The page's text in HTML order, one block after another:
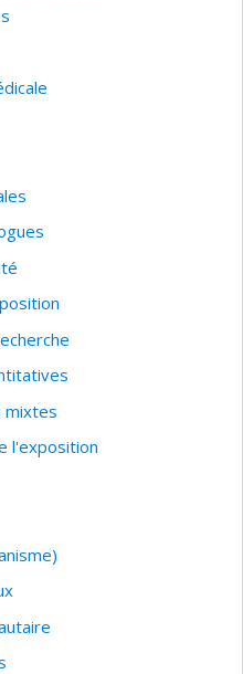
mixtes
l'exposition